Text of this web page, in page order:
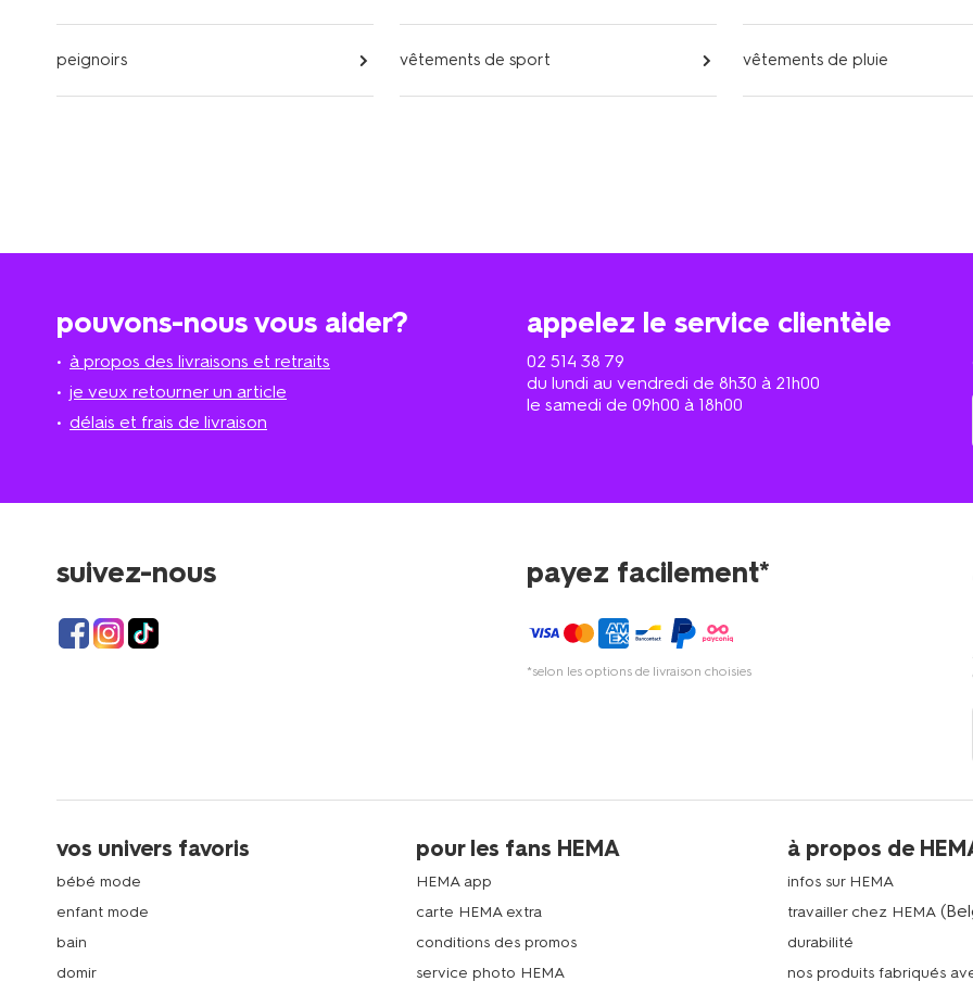
peignoirs vêtements de sport vêtements de pluie
pouvons-nous vous aider?
à propos des livraisons et retraits
je veux retourner un article
délais et frais de livraison
appelez le service clientèle
02 514 38 79
du lundi au vendredi de 8h30 à 21h00
le samedi de 09h00 à 18h00
suivez-nous payez facilement*
*selon les options de livraison choisies
vos univers favoris
bébé mode
enfant mode
bain
domir
pour les fans HEMA
HEMA app
carte HEMA extra
conditions des promos
service photo HEMA
à propos de
infos sur HEMA
travailler chez HEMA
durabilité
nos produits fabriqués